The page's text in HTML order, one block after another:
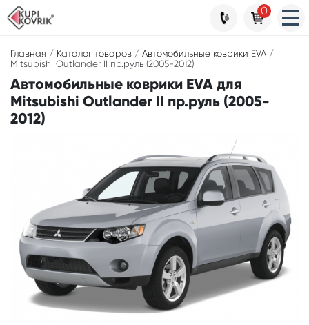
Главная / Каталог товаров / Автомобильные коврики EVA /
Mitsubishi Outlander II пр.руль (2005-2012)
Автомобильные коврики EVA для
Mitsubishi Outlander II пр.руль (2005-
2012)
0